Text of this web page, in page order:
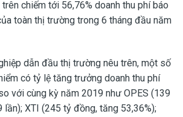
chiếm tới 56,76% doanh thu phí báo
toàn thị trường trong 6 tháng đầu năm
dẫn đầu thị trường nêu trên, một số
có tỷ lệ tăng trưởng doanh thu phí
với cùng kỳ năm 2019 như OPES (139
lần); XTI (245 tỷ đồng, tăng 53,36%);